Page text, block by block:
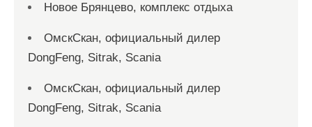
Новое Брянцево, комплекс отдыха
ОмскСкан, официальный дилер
DongFeng, Sitrak, Scania
ОмскСкан, официальный дилер
DongFeng, Sitrak, Scania